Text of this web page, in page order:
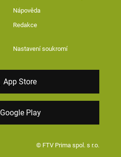
Nápověda
Redakce
Nastavení soukromí
App Store
Google Play
© FTV Prima spol. s r.o.